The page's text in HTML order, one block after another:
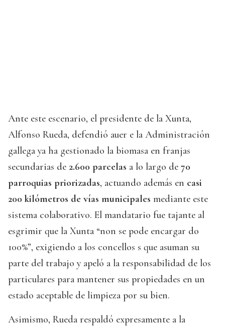
Ante este escenario, el presidente de la Xunta,
Alfonso Rueda, defendió auer e la Administración
gallega ya ha gestionado la biomasa en franjas
secundarias de 2.600 parcelas a lo largo de 70
parroquias priorizadas, actuando además en casi
200 kilómetros de vías municipales mediante este
sistema colaborativo. El mandatario fue tajante al
esgrimir que la Xunta “non se pode encargar do
100%”, exigiendo a los concellos s que asuman su
parte del trabajo y apeló a la responsabilidad de los
particulares para mantener sus propiedades en un
estado aceptable de limpieza por su bien.
Asimismo, Rueda respaldó expresamente a la